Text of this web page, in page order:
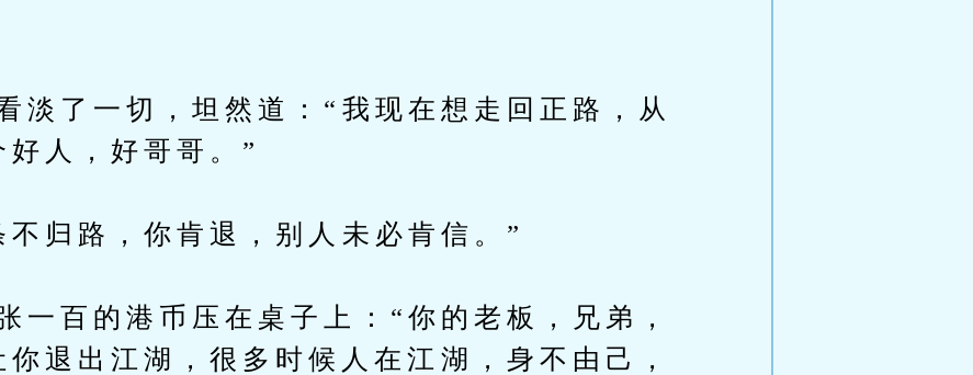
了一切，坦然道：“我现在想走回正路，从
人，好哥哥。”
归路，你肯退，别人未必肯信。”
百的港币压在桌子上：“你的老板，兄弟，
退出江湖，很多时候人在江湖，身不由己，